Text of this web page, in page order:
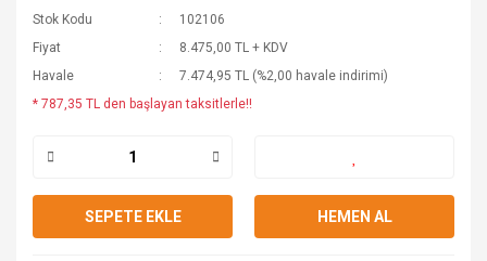
Stok Kodu
102106
Fiyat
8.475,00 TL + KDV
Havale
7.474,95 TL (%2,00 havale indirimi)
* 787,35 TL den başlayan taksitlerle!!
SEPETE EKLE HEMEN AL